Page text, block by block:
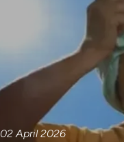
02 April 2026